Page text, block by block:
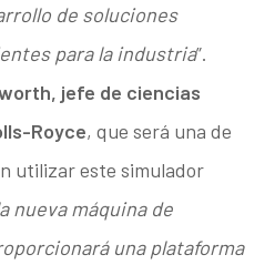
de soluciones
para la industria”.
jefe de ciencias
Royce, que será una de
utilizar este simulador
nueva máquina de
una plataforma